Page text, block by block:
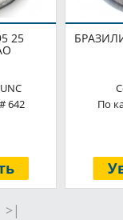
25
642
По
>|